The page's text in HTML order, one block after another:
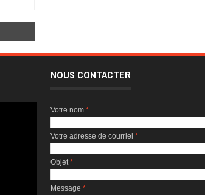
NOUS CONTACTER
Votre nom*
Votre adresse de courriel*
Objet*
Message*